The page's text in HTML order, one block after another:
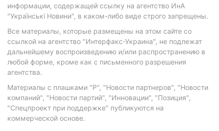
информации, содержащей ссылку на агентство ИнА
"Українські Новини", в каком-либо виде строго запрещены.
Все материалы, которые размещены на этом сайте со
ссылкой на агентство "Интерфакс-Украина", не подлежат
дальнейшему воспроизведению и/или распространению в
любой форме, кроме как с письменного разрешения
агентства.
Материалы с плашками "Р", "Новости партнеров", "Новости
компаний", "Новости партий", "Инновации", "Позиция",
"Спецпроект при поддержке" публикуются на
коммерческой основе.